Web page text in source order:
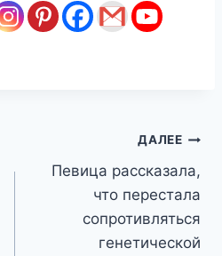
ДАЛЕЕ
Певица рассказала,
что перестала
сопротивляться
генетической